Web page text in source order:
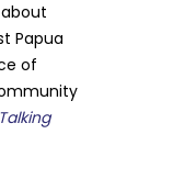
Papua
of
Talking